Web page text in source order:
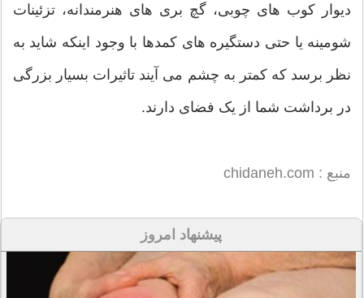
دیوار کوب های چوبی، گچ بری های هنرمندانه، تزئینات
شومینه یا حتی دستگیره های کمدها با وجود اینکه شاید به
نظر برسد که کمتر به چشم می آیند تاثیرات بسیار بزرگی
در برداشت شما از یک فضای دارند.
منبع : chidaneh.com
پیشنهاد امروز